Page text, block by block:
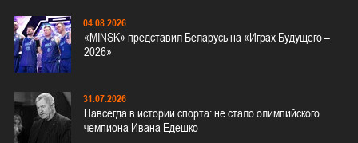
04.08.2026
«MINSK» представил Беларусь на «Играх Будущего –
2026»
31.07.2026
Навсегда в истории спорта: не стало олимпийского
чемпиона Ивана Едешко